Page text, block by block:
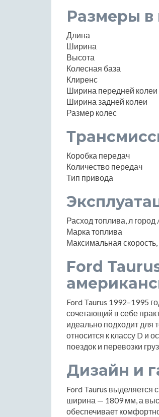
Размеры в
Длина
Ширина
Высота
Колесная база
Клиренс
Ширина передней колеи
Ширина задней колеи
Размер колес
Коробка передач
Количество передач
Тип привода
Расход топлива, л
Марка топлива
Максимальная
Ford
Ford Taurus 1992–1995
сочетающий в себе
идеально подходит для
относится к классу D и
поездок и перевозки
Дизайн и
Ford Taurus
ширина — 1809 мм, а
обеспечивает